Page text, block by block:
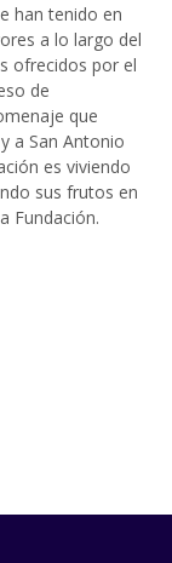
han tenido en
a lo largo del
ofrecidos por el
de
que
a San Antonio
es viviendo
sus frutos en
Fundación.